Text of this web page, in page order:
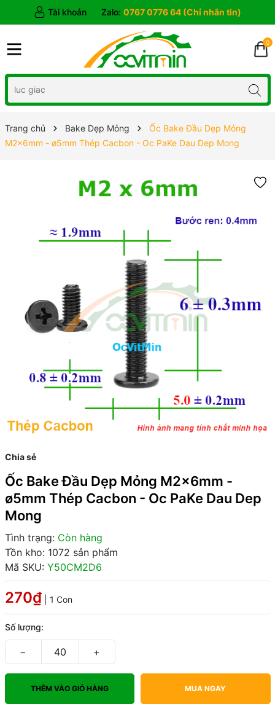
Tài khoản Zalo: 0767 0776 64 (Chỉ nhắn tin)
0
Trang chủ Bake Dẹp Mỏng
Ốc Bake Đầu Dẹp Mỏng
M2x6mm - ø5mm Thép Cacbon - Oc PaKe Dau Dep Mong
Chia sẻ
Ốc Bake Đầu Dẹp Mỏng M2x6mm -
ø5mm Thép Cacbon - Oc PaKe Dau Dep
Mong
Tình trạng: Còn hàng
Tồn kho: 1072 sản phẩm
Mã SKU: Y50CM2D6
270₫ | 1 Con
Số lượng:
− +
THÊM VÀO GIỎ HÀNG MUA NGAY